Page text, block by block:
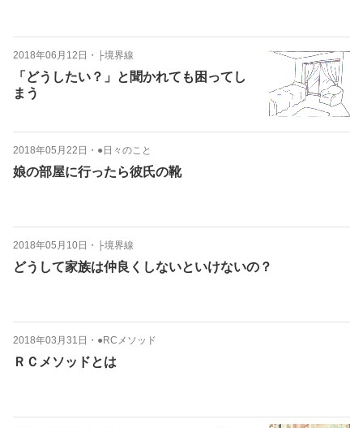
2018年06月12日 ・ ├境界線
「どうしたい？」と聞かれても困ってし
まう
2018年05月22日 ・ ●日々のこと
娘の部屋に行ったら彼氏の靴
2018年05月10日 ・ ├境界線
どうして家族は仲良くしないといけないの？
2018年03月31日 ・ ●RCメソッド
ＲＣメソッドとは